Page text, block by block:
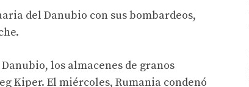
del Danubio con sus bombardeos,
los almacenes de granos
Kiper. El miércoles, Rumania condenó